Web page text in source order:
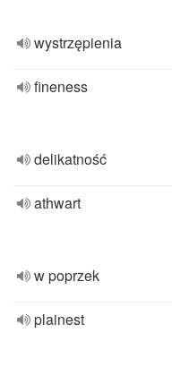
wystrzępienia
fineness
delikatność
athwart
w poprzek
plainest